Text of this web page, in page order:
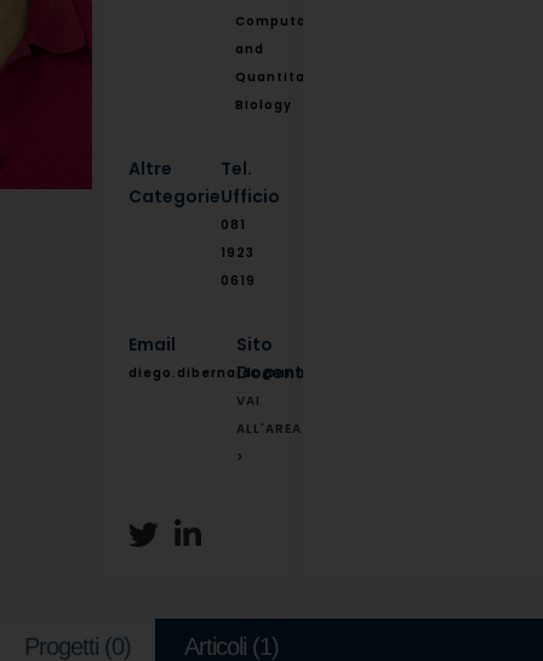
Computational
and
Quantitative
BIology
Altre
Categorie
Tel.
Ufficio
081
1923
0619
Email
diego.dibernardo@unina.it
Sito
Docente
VAI
ALL'AREA
>
Progetti (0) Articoli (1)